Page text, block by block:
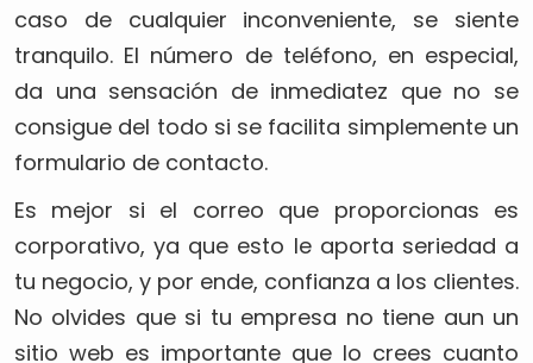
caso de cualquier inconveniente, se siente
tranquilo. El número de teléfono, en especial,
da una sensación de inmediatez que no se
consigue del todo si se facilita simplemente un
formulario de contacto.
Es mejor si el correo que proporcionas es
corporativo, ya que esto le aporta seriedad a
tu negocio, y por ende, confianza a los clientes.
No olvides que si tu empresa no tiene aun un
sitio web es importante que lo crees cuanto